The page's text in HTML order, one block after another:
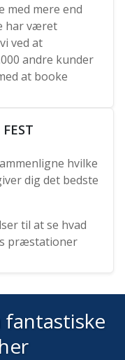
med mere end
har været
ved at
andre kunder
at booke
hvilke
dig det bedste
til at se hvad
præstationer
fantastiske